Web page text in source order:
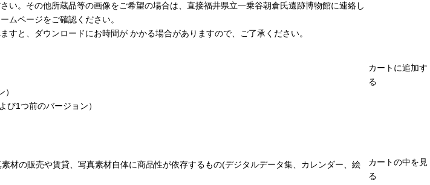
。その他所蔵品等の画像をご希望の場合は、直接福井県立一乗谷朝倉氏遺跡博物館に連絡し
ムページをご確認ください。
と、ダウンロードにお時間が かかる場合がありますので、ご了承ください。
1つ前のバージョン）
材の販売や賃貸、写真素材自体に商品性が依存するもの(デジタルデータ集、カレンダー、絵
カートに追加す
る
カートの中を見
る